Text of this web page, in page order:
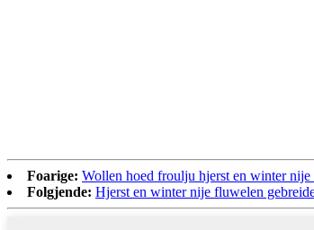
Foarige: Wollen hoed froulju hjerst en winter
Folgjende: Hjerst en winter nije fluwelen